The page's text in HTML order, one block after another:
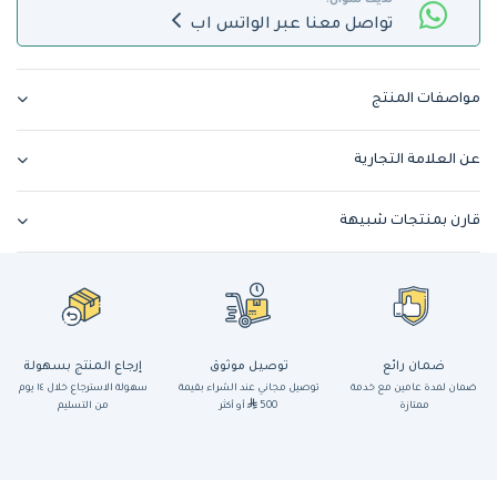
تواصل معنا عبر الواتس اب
مواصفات المنتج
عن العلامة التجارية
قارن بمنتجات شبيهة
ضمان رائع
ضمان لمدة عامين مع خدمة
ممتازة
توصيل موثوق
توصيل مجاني عند الشراء بقيمة
500
أو أكثر
إرجاع المنتج بسهولة
سهولة الاسترجاع خلال ١٤ يوم
من التسليم